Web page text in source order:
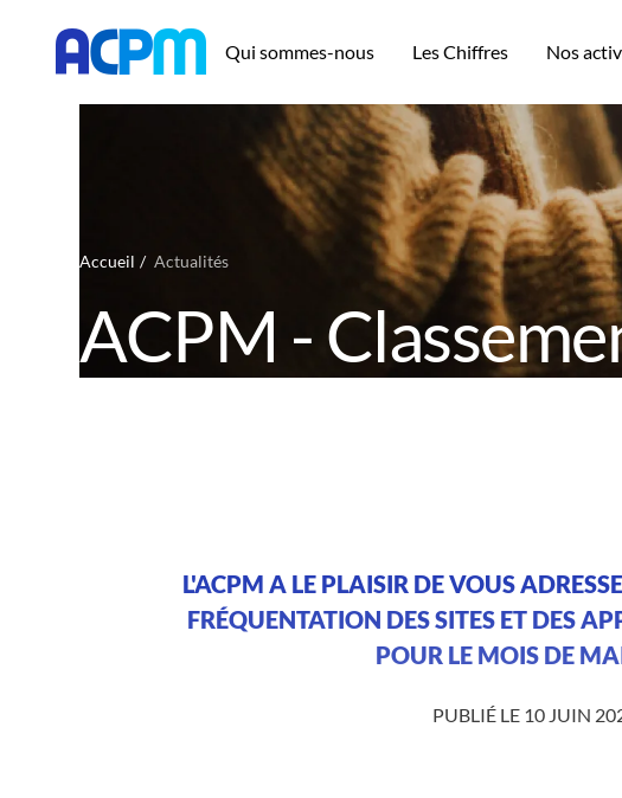
Qui sommes-nous Les Chiffres Nos
Accueil Actualités
ACPM -
L'ACPM A LE PLAISIR DE VOUS
FRÉQUENTATION DES SITES ET DES
POUR LE MOIS DE
PUBLIÉ LE 10 JUIN